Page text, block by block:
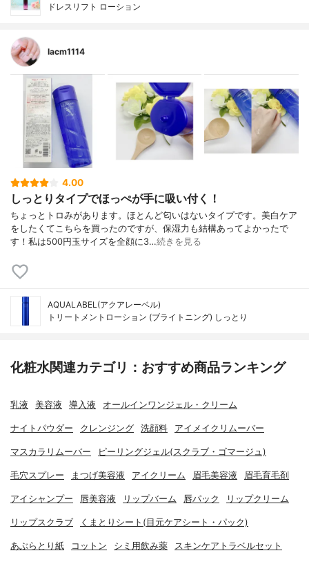
ドレスリフト ローション
lacm1114
4.00
しっとりタイプでほっぺが手に吸い付く！
ちょっとトロみがあります。ほとんど匂いはないタイプです。美白ケア
をしたくてこちらを買ったのですが、保湿力も結構あってよかったで
す！私は500円玉サイズを全顔に3…続きを見る
AQUALABEL(アクアレーベル)
トリートメントローション (ブライトニング) しっとり
化粧水関連カテゴリ：おすすめ商品ランキング
乳液 美容液 導入液 オールインワンジェル・クリーム
ナイトパウダー クレンジング 洗顔料 アイメイクリムーバー
マスカラリムーバー ピーリングジェル(スクラブ・ゴマージュ)
毛穴スプレー まつげ美容液 アイクリーム 眉毛美容液 眉毛育毛剤
アイシャンプー 唇美容液 リップバーム 唇パック リップクリーム
リップスクラブ くまとりシート(目元ケアシート・パック)
あぶらとり紙 コットン シミ用飲み薬 スキンケアトラベルセット